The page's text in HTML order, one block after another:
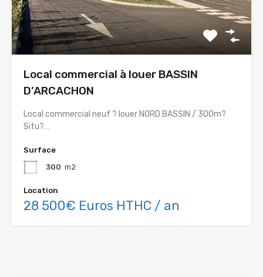
Local commercial à louer BASSIN
D’ARCACHON
Local commercial neuf ? louer NORD BASSIN / 300m?
Situ?…
Surface
300 m2
Location
28 500€ Euros HTHC / an